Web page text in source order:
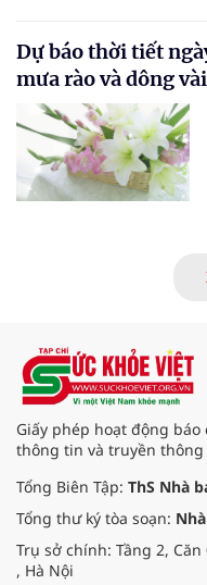
Dự báo thời tiết
mưa rào và dông
Giấy phép hoạt động báo
thông tin và truyền thông
Tổng Biên Tập: ThS Nhà
Tổng thư ký tòa soạn:
Trụ sở chính: Tầng 2,
, Hà Nội